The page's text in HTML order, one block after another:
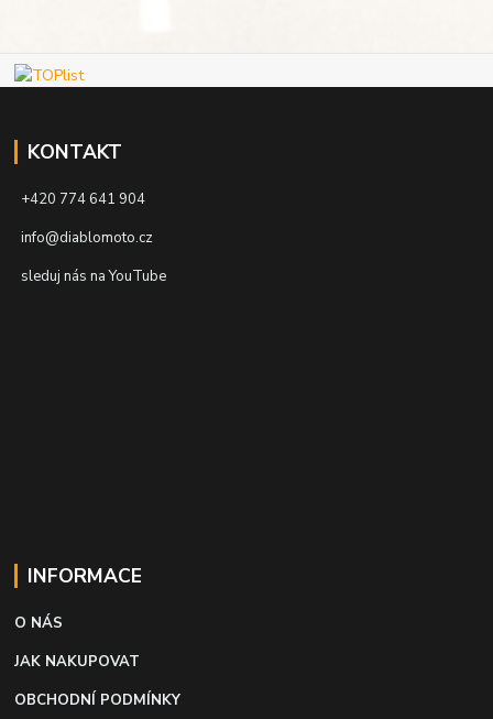
KONTAKT
+420 774 641 904
info@diablomoto.cz
sleduj nás na YouTube
INFORMACE
O NÁS
JAK NAKUPOVAT
OBCHODNÍ PODMÍNKY